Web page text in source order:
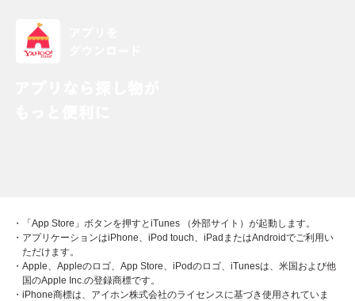
・「App Store」ボタンを押すとiTunes （外部サイト）が起動します。
・アプリケーションはiPhone、iPod touch、iPadまたはAndroidでご利用い
ただけます。
・Apple、Appleのロゴ、App Store、iPodのロゴ、iTunesは、米国および他
国のApple Inc.の登録商標です。
・iPhone商標は、アイホン株式会社のライセンスに基づき使用されていま